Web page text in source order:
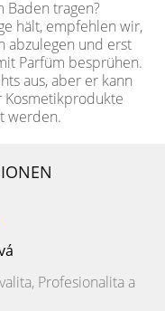
Baden tragen?
hält, empfehlen wir,
abzulegen und erst
Parfüm besprühen.
aus, aber er kann
Kosmetikprodukte
werden.
Profesionalita a